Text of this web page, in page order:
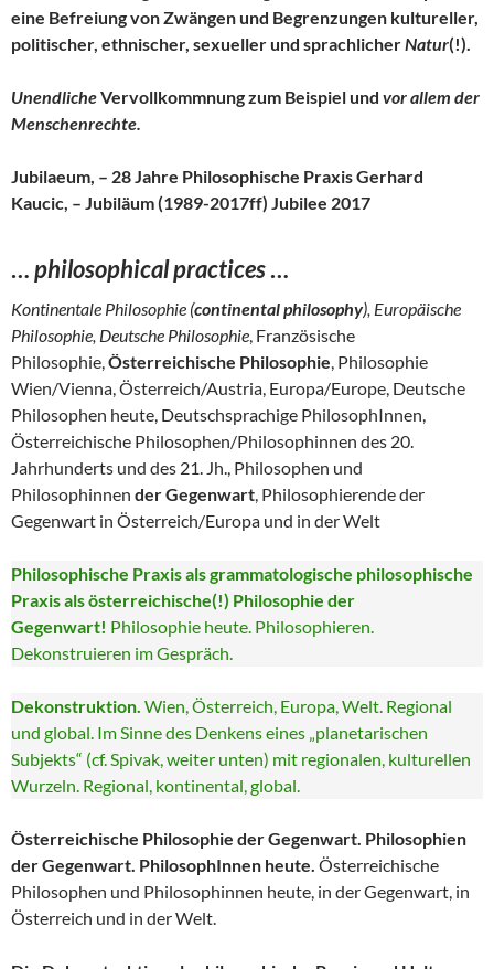
eine Befreiung von Zwängen und Begrenzungen kultureller,
politischer, ethnischer, sexueller und sprachlicherNatur(!).
UnendlicheVervollkommnung zum Beispiel und vor allem der
Menschenrechte.
Jubilaeum, – 28 Jahre Philosophische Praxis Gerhard
Kaucic, – Jubiläum (1989-2017ff) Jubilee 2017
…philosophical practices…
Kontinentale Philosophie (continental philosophy), Europäische
Philosophie, Deutsche Philosophie, Französische
Philosophie,Österreichische Philosophie, Philosophie
Wien/Vienna, Österreich/Austria, Europa/Europe, Deutsche
Philosophen heute, Deutschsprachige PhilosophInnen,
Österreichische Philosophen/Philosophinnen des 20.
Jahrhunderts und des 21. Jh., Philosophen und
Philosophinnen der Gegenwart, Philosophierende der
Gegenwart in Österreich/Europa und in der Welt
Philosophische Praxis als grammatologische philosophische
Praxis als österreichische(!) Philosophie der
Gegenwart! Philosophie heute. Philosophieren.
Dekonstruieren im Gespräch.
Dekonstruktion. Wien, Österreich, Europa, Welt. Regional
und global. Im Sinne des Denkens eines „planetarischen
Subjekts“ (cf. Spivak, weiter unten) mit regionalen, kulturellen
Wurzeln. Regional, kontinental, global.
Österreichische Philosophie der Gegenwart. Philosophien
der Gegenwart. PhilosophInnen heute. Österreichische
Philosophen und Philosophinnen heute, in der Gegenwart, in
Österreich und in der Welt.